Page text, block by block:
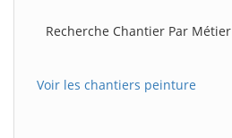
Recherche Chantier Par Métier
Voir les chantiers peinture